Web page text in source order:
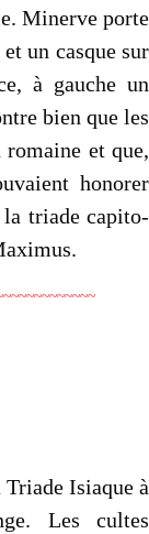
Minerve porte
un casque sur
à gauche un
bien que les
et que,
honorer
la triade capito­
Isiaque à
Les cultes